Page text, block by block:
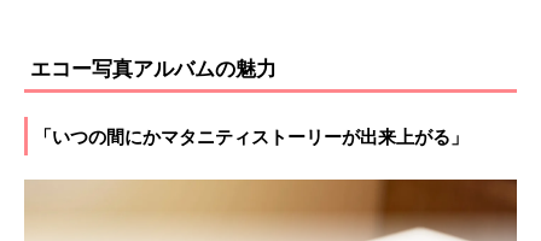
エコー写真アルバムの魅力
「いつの間にかマタニティストーリーが出来上がる」